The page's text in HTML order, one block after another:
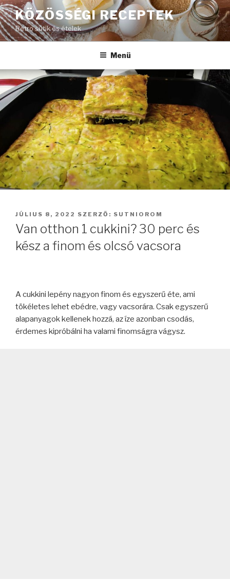
Tartalomhoz
KÖZÖSSÉGI RECEPTEK
Retro sütik és ételek
Menü
BEKÜLDVE:
JÚLIUS 8, 2022 SZERZŐ: SUTNIOROM
Van otthon 1 cukkini? 30 perc és
kész a finom és olcsó vacsora
A cukkini lepény nagyon finom és egyszerű éte, ami
tökéletes lehet ebédre, vagy vacsorára. Csak egyszerű
alapanyagok kellenek hozzá, az íze azonban csodás,
érdemes kipróbálni ha valami finomságra vágysz.